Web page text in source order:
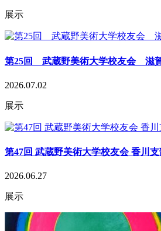
展示
第25回 武蔵野美術大学校友会 滋
2026.07.02
展示
第47回 武蔵野美術大学校友会 香川
2026.06.27
展示